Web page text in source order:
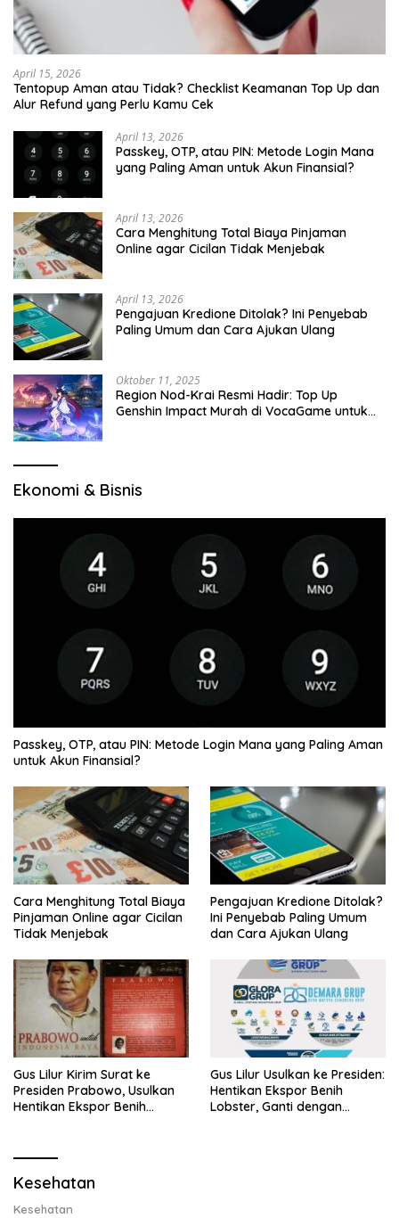
April 15, 2026
Tentopup Aman atau Tidak? Checklist Keamanan Top Up dan
Alur Refund yang Perlu Kamu Cek
April 13, 2026
Passkey, OTP, atau PIN: Metode Login Mana
yang Paling Aman untuk Akun Finansial?
April 13, 2026
Cara Menghitung Total Biaya Pinjaman
Online agar Cicilan Tidak Menjebak
April 13, 2026
Pengajuan Kredione Ditolak? Ini Penyebab
Paling Umum dan Cara Ajukan Ulang
Oktober 11, 2025
Region Nod-Krai Resmi Hadir: Top Up
Genshin Impact Murah di VocaGame untuk
Ekonomi & Bisnis
Passkey, OTP, atau PIN: Metode Login Mana yang Paling Aman
untuk Akun Finansial?
Cara Menghitung Total Biaya
Pinjaman Online agar Cicilan
Tidak Menjebak
Pengajuan Kredione Ditolak?
Ini Penyebab Paling Umum
dan Cara Ajukan Ulang
Gus Lilur Kirim Surat ke
Presiden Prabowo, Usulkan
Hentikan Ekspor Benih
Gus Lilur Usulkan ke Presiden:
Hentikan Ekspor Benih
Lobster, Ganti dengan
Kesehatan
Kesehatan